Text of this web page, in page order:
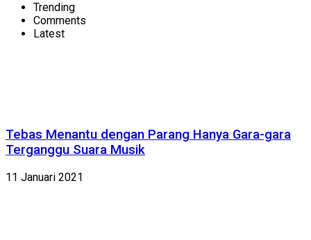
Trending
Comments
Latest
Tebas Menantu dengan Parang Hanya Gara-gara
Terganggu Suara Musik
11 Januari 2021